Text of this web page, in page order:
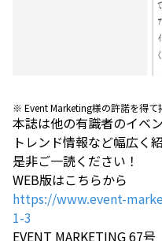
※ Event Marketing様の許諾を得て
本誌は他の有識者のイベ
トレンド情報など幅広く
是非ご一読ください！
WEB版はこちらから
https://www.event-
1-3
EVENT MARKETING 67